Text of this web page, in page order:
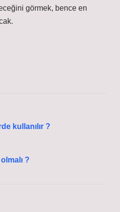
görmek, bence en
kullanılır ?
?